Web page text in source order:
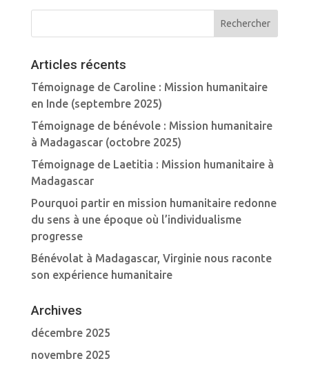
Articles récents
Témoignage de Caroline : Mission humanitaire
en Inde (septembre 2025)
Témoignage de bénévole : Mission humanitaire
à Madagascar (octobre 2025)
Témoignage de Laetitia : Mission humanitaire à
Madagascar
Pourquoi partir en mission humanitaire redonne
du sens à une époque où l’individualisme
progresse
Bénévolat à Madagascar, Virginie nous raconte
son expérience humanitaire
Archives
décembre 2025
novembre 2025